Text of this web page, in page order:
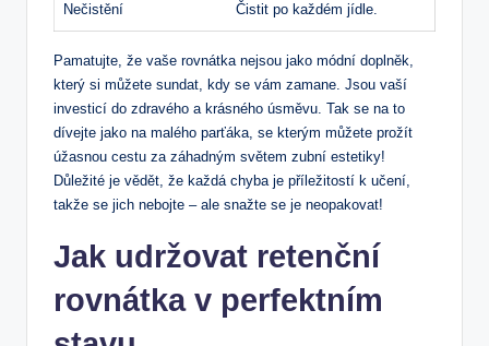
Nečistění Čistit po každém jídle.
Pamatujte, že vaše rovnátka nejsou jako módní doplněk,
který si můžete sundat, kdy se vám zamane. Jsou vaší
investicí do zdravého a krásného úsměvu. Tak se na to
dívejte jako na malého parťáka, se kterým můžete prožít
úžasnou cestu za záhadným světem zubní estetiky!
Důležité je vědět, že každá chyba je příležitostí k učení,
takže se jich nebojte – ale snažte se je neopakovat!
Jak udržovat retenční
rovnátka v perfektním